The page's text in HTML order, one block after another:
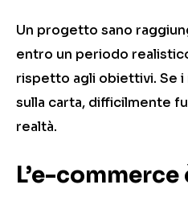
Un progetto sano
entro un periodo
rispetto agli obiettivi. Se i
sulla carta, difficilmente
realtà.
L’e-